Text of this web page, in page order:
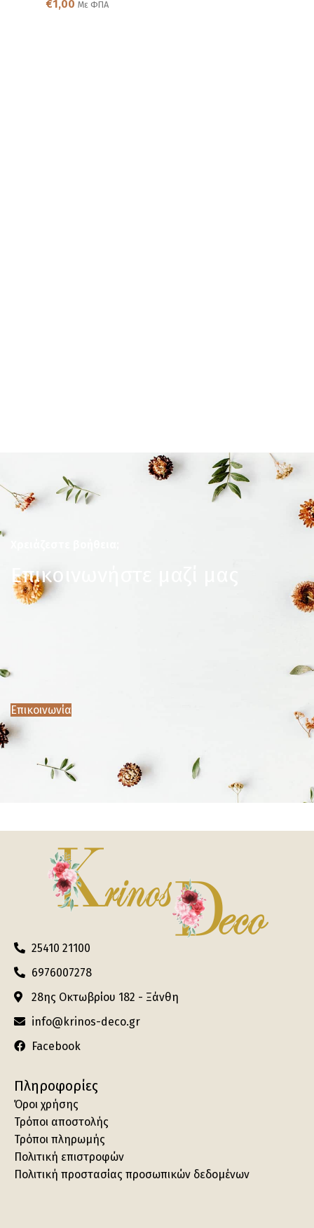
€1,00 Με ΦΠΑ
Επικοινωνήστε μαζί μας
Επικοινωνία
25410 21100
6976007278
28ης Οκτωβρίου 182 - Ξάνθη
info@krinos-deco.gr
Facebook
Πληροφορίες
Όροι χρήσης
Τρόποι αποστολής
Τρόποι πληρωμής
Πολιτική επιστροφών
Πολιτική προστασίας προσωπικών δεδομένων